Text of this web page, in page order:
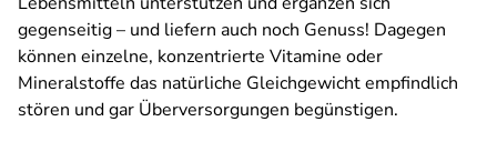
gegenseitig – und liefern auch noch Genuss! Dagegen
können einzelne, konzentrierte Vitamine oder
Mineralstoffe das natürliche Gleichgewicht empfindlich
stören und gar Überversorgungen begünstigen.